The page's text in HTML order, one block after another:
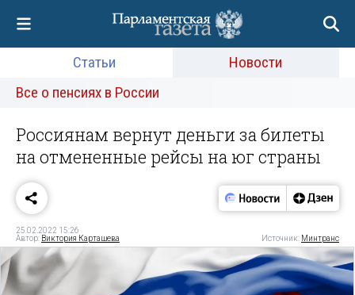
Статьи
Новости
Все о пенсиях в России
Россиянам вернут деньги за билеты
на отмененные рейсы на юг страны
25.02.2022 15:26
Автор: Виктория Карташева Источник: Минтранс